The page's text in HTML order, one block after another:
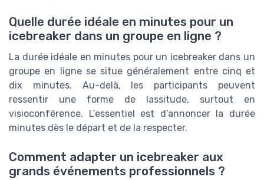
Quelle durée idéale en minutes pour un
icebreaker dans un groupe en ligne ?
La durée idéale en minutes pour un icebreaker dans un
groupe en ligne se situe généralement entre cinq et
dix minutes. Au-delà, les participants peuvent
ressentir une forme de lassitude, surtout en
visioconférence. L’essentiel est d’annoncer la durée
minutes dès le départ et de la respecter.
Comment adapter un icebreaker aux
grands événements professionnels ?